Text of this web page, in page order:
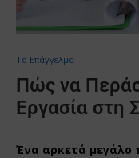
Το Επάγγελμα
Πώς να
Εργασία στη
Ένα αρκετά μεγάλο